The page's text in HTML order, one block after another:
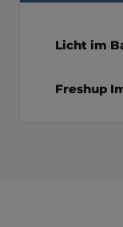
Licht im
Freshup